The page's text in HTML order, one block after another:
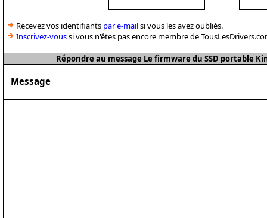
Recevez vos identifiants par e-mailsi vous les avez oubliés.
Inscrivez-voussi vous n'êtes pas encore membre de
Répondre au message Le firmware du SSD portable
Message